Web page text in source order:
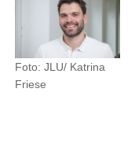
Foto: JLU/ Katrina
Friese